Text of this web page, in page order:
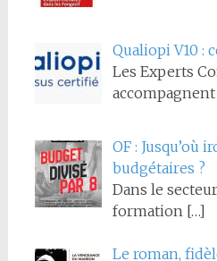
Qualiopi V10 :
Les Experts
OF : Jusqu’où
budgétaires ?
Dans le
formation […]
Le roman,